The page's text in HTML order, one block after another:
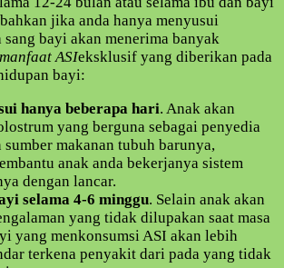
jika anda hanya menyusui
sang bayi akan menerima banyak
manfaat ASIeksklusif yang diberikan pada
bayi:
hanya beberapa hari. Anak akan
yang berguna sebagai penyedia
makanan tubuh barunya,
anak anda bekerjanya sistem
dengan lancar.
selama 4-6 minggu. Selain anak akan
yang tidak dilupakan saat masa
yang menkonsumsi ASI akan lebih
terkena penyakit dari pada yang tidak